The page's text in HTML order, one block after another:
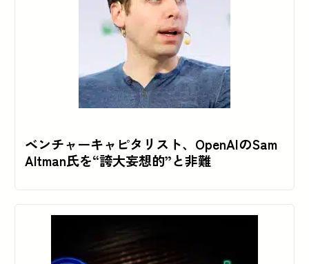
ベンチャーキャピタリスト、OpenAIのSam
Altman氏を“誇大妄想的”と非難